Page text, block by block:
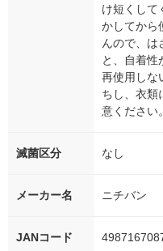
け短くして
かしてから
んので、は
と、自着性
再使用しな
ちし、衣類
意ください。
滅菌区分 なし
メーカー名 ニチバン
JANコード